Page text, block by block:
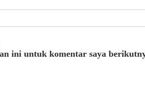
ini untuk komentar saya